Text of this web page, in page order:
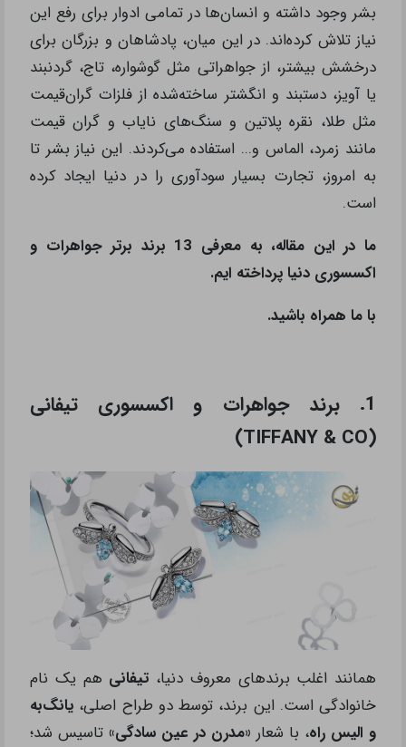
بشر وجود داشته و انسان‌ها در تمامی ادوار برای رفع این
نیاز تلاش کرده‌اند. در این میان، پادشاهان و بزرگان برای
درخشش بیشتر، از جواهراتی مثل گوشواره، تاج، گردنبند
یا آویز، دستبند و انگشتر ساخته‌شده از فلزات گران‌قیمت
مثل طلا، نقره پلاتین و سنگ‌های نایاب و گران ‌قیمت
مانند زمرد، الماس و... استفاده می‌کردند. این نیاز بشر تا
به امروز، تجارت بسیار سودآوری را در دنیا ایجاد کرده
است.
ما در این مقاله، به معرفی 13 برند برتر جواهرات و
اکسسوری دنیا پرداخته ایم.
با ما همراه باشید.
1. برند جواهرات و اکسسوری تیفانی
(TIFFANY & CO)
همانند اغلب برندهای معروف دنیا، تیفانی هم یک نام
خانوادگی است. این برند، توسط دو طراح اصلی، یانگ‌به
و الیس ‌راه، با شعار «مدرن در عین سادگی» تاسیس شد؛